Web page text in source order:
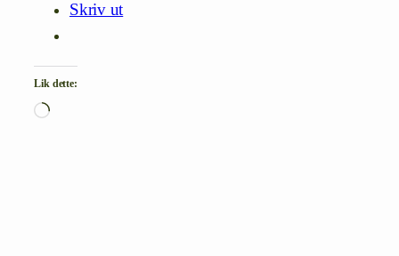
Skriv ut
Lik dette:
Laster